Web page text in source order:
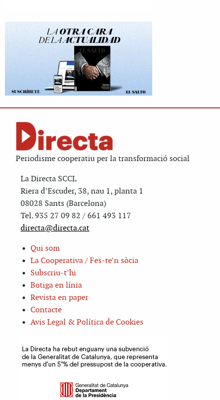
Periodisme cooperatiu per la transformació social
La Directa SCCL
Riera d’Escuder, 38, nau 1, planta 1
08028 Sants (Barcelona)
Tel. 935 27 09 82 / 661 493 117
directa@directa.cat
Qui som
La Cooperativa / Fes-te’n sòcia
Subscriu-t’hi
Botiga en línia
Revista en paper
Contacte
Avis Legal & Política de Cookies